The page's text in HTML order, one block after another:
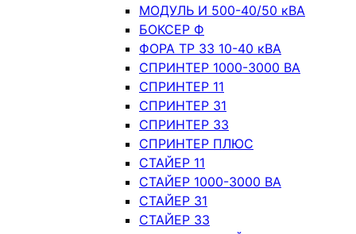
МОДУЛЬ И 500-40/50 кВА
БОКСЕР Ф
ФОРА ТР 33 10-40 кВА
СПРИНТЕР 1000-3000 ВА
СПРИНТЕР 11
СПРИНТЕР 31
СПРИНТЕР 33
СПРИНТЕР ПЛЮС
СТАЙЕР 11
СТАЙЕР 1000-3000 ВА
СТАЙЕР 31
СТАЙЕР 33